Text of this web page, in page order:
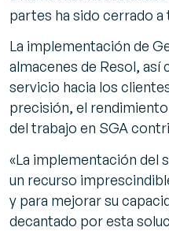
partes ha sido cerrado a
La implementación de
almacenes de Resol,
servicio hacia los
precisión, el
del trabajo en SGA
«La implementación del
un recurso
y para mejorar su
decantado por esta